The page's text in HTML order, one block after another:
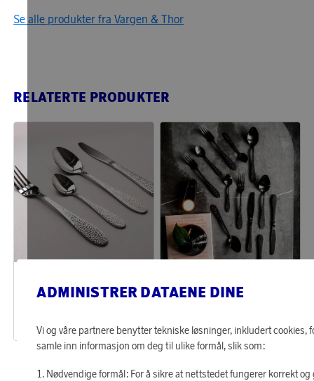
Se alle produkter fra Vargen & Thor
RELATERTE PRODUKTER
Opptjen 542 poeng
Bestikksett 16 stk Gråfot
542 kr
Opptjen 542 poeng
Bestikksett 16 stk
eller 542 kr
ADMINISTRER DATAENE DINE
Vi og våre partnere benytter tekniske løsninger, inkludert cookies,
samle inn informasjon om deg til ulike formål, slik som:
Nødvendige formål: For å sikre at nettstedet fungerer korrekt og